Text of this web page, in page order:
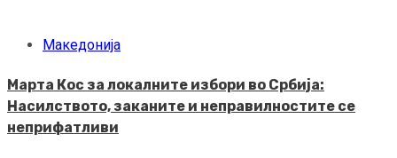
Македонија
Марта Кос за локалните избори во Србија:
Насилството, заканите и неправилностите се
неприфатливи